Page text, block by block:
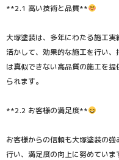
**2.1 高い技術と品質**
大塚塗装は、多年にわたる施工
活かして、効果的な施工を行い
は真似できない高品質の施工を
られます。
**2.2 お客様の満足度**
お客様からの信頼も大塚塗装の
行い、満足度の向上に努めてい